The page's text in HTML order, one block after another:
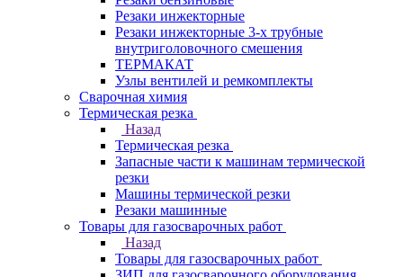
Резаки инжекторные
Резаки инжекторные 3-х трубные
внутриголовочного смешения
ТЕРМАКАТ
Узлы вентилей и ремкомплекты
Сварочная химия
Термическая резка
Назад
Термическая резка
Запасные части к машинам термической
резки
Машины термической резки
Резаки машинные
Товары для газосварочных работ
Назад
Товары для газосварочных работ